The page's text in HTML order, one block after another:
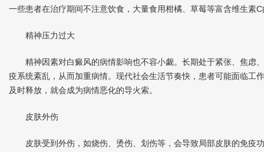
一些患者在治疗期间不注意饮食，大量食用柑橘、草莓等富含维生素
精神压力过大
精神因素对白癜风的病情影响也不容小觑。长期处于紧张、焦虑
疫系统紊乱，从而加重病情。现代社会生活节奏快，患者可能面临工
及时释放，就会成为病情恶化的导火索。
皮肤外伤
皮肤受到外伤，如烧伤、烫伤、划伤等，会导致局部皮肤的免疫